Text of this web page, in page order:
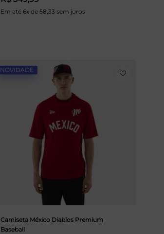
Em até 6x de 58,33 sem juros
NOVIDADE
Camiseta México Diablos Premium
Baseball